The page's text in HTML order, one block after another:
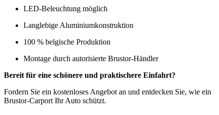
LED-Beleuchtung möglich
Langlebige Aluminiumkonstruktion
100 % belgische Produktion
Montage durch autorisierte Brustor-Händler
Bereit für eine schönere und praktischere Einfahrt?
Fordern Sie ein kostenloses Angebot an und entdecken Sie, wie ein
Brustor-Carport Ihr Auto schützt.